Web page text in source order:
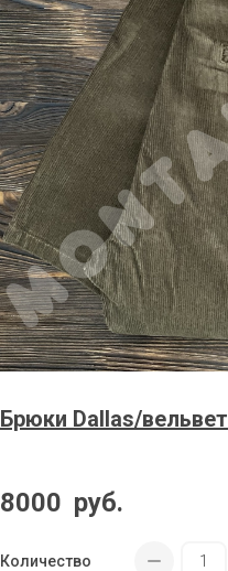
Брюки Dallas/вельвет
8000 руб.
Количество